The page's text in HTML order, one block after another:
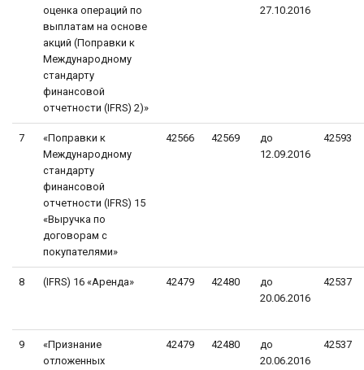
оценка операций по
выплатам на основе
акций (Поправки к
Международному
стандарту
финансовой
отчетности (IFRS) 2)»
27.10.2016
7
«Поправки к
Международному
стандарту
финансовой
отчетности (IFRS) 15
«Выручка по
договорам с
покупателями»
42566 42569
до
12.09.2016
42593
8 (IFRS) 16 «Аренда» 42479 42480
до
20.06.2016
42537
9
«Признание
отложенных
42479 42480
до
20.06.2016
42537